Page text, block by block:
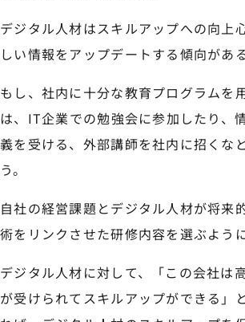
デジタル人材はスキルアップへの向上
しい情報をアップデートする傾向があ
もし、社内に十分な教育プログラムを
は、IT企業での勉強会に参加したり、
義を受ける、外部講師を社内に招くな
う。
自社の経営課題とデジタル人材が将来
術をリンクさせた研修内容を選ぶよう
デジタル人材に対して、「この会社は
が受けられてスキルアップができる」